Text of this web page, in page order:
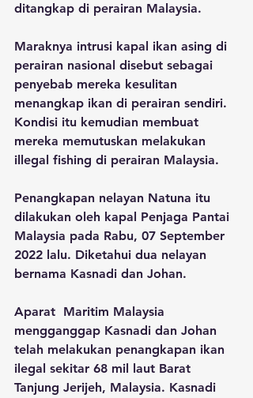
ditangkap di perairan Malaysia.
Maraknya intrusi kapal ikan asing di
perairan nasional disebut sebagai
penyebab mereka kesulitan
menangkap ikan di perairan sendiri.
Kondisi itu kemudian membuat
mereka memutuskan melakukan
illegal fishing di perairan Malaysia.
Penangkapan nelayan Natuna itu
dilakukan oleh kapal Penjaga Pantai
Malaysia pada Rabu, 07 September
2022 lalu. Diketahui dua nelayan
bernama Kasnadi dan Johan.
Aparat  Maritim Malaysia
mengganggap Kasnadi dan Johan
telah melakukan penangkapan ikan
ilegal sekitar 68 mil laut Barat
Tanjung Jerijeh, Malaysia. Kasnadi